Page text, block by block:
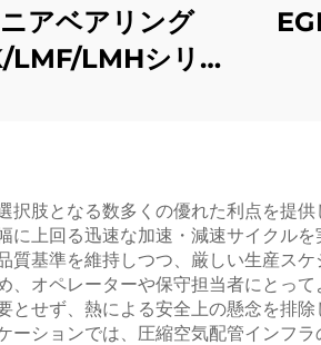
アベアリング
LMF/LMHシリー
肢となる数多くの優れた利点を提
上回る迅速な加速・減速サイクル
基準を維持しつつ、厳しい生産ス
オペレーターや保守担当者にとっ
せず、熱による安全上の懸念を排
ションでは、圧縮空気配管インフ